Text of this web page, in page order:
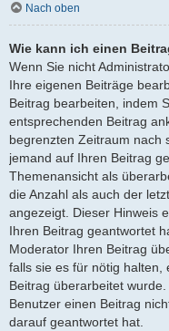
Nach oben
Wie kann ich einen
Wenn Sie nicht
Ihre eigenen Beiträge
Beitrag bearbeiten, indem
entsprechenden Beitrag
begrenzten Zeitraum nach
jemand auf Ihren Beitrag
Themenansicht als
die Anzahl als auch der
angezeigt. Dieser Hinweis
Ihren Beitrag geantwortet
Moderator Ihren Beitrag
falls sie es für nötig halten,
Beitrag überarbeitet
Benutzer einen Beitrag
darauf geantwortet hat.